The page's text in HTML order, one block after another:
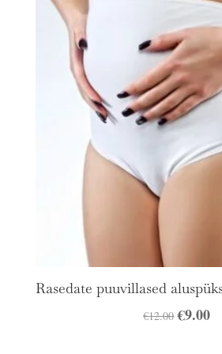
€13.00.
Rasedate puuvillased
€12.00 Algne
€9.00